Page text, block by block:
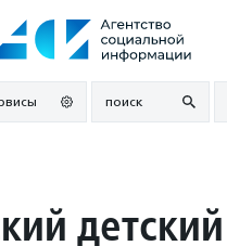
поиск
детский